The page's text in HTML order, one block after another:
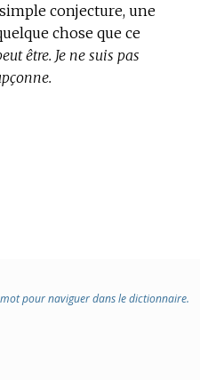
conjecture, une
chose que ce
être. Je ne suis pas
pour naviguer dans le dictionnaire.